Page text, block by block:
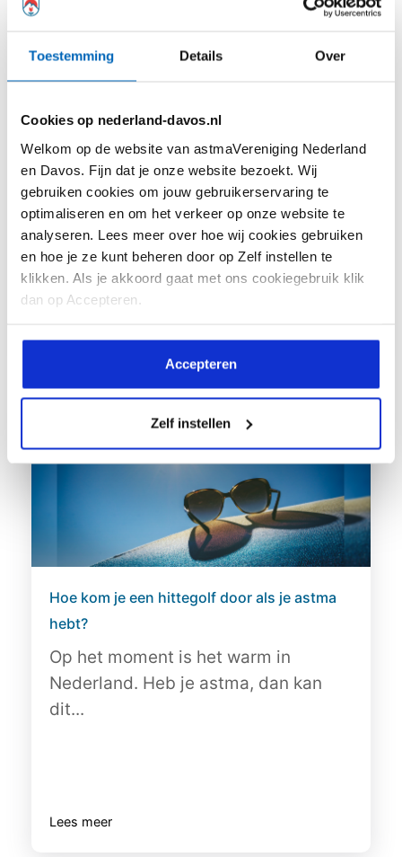
Toestemming Details Over
Cookies op nederland-davos.nl
Welkom op de website van astmaVereniging Nederland
en Davos. Fijn dat je onze website bezoekt. Wij
gebruiken cookies om jouw gebruikerservaring te
optimaliseren en om het verkeer op onze website te
analyseren. Lees meer over hoe wij cookies gebruiken
en hoe je ze kunt beheren door op Zelf instellen te
klikken. Als je akkoord gaat met ons cookiegebruik klik
dan op Accepteren.
Accepteren
Zelf instellen
Astma en allergie zijn hetzelfde. Feit of
Veel mensen met astma hebben te
maken met een of meerdere
allergieën. Een allergie...
Lees meer
Hoe kom je een hittegolf door als je astma
hebt?
Op het moment is het warm in
Nederland. Heb je astma, dan kan
dit...
Lees meer